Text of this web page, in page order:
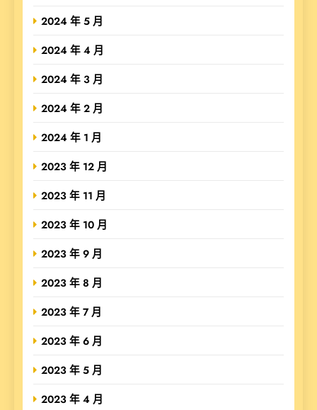
2024 年 5 月
2024 年 4 月
2024 年 3 月
2024 年 2 月
2024 年 1 月
2023 年 12 月
2023 年 11 月
2023 年 10 月
2023 年 9 月
2023 年 8 月
2023 年 7 月
2023 年 6 月
2023 年 5 月
2023 年 4 月